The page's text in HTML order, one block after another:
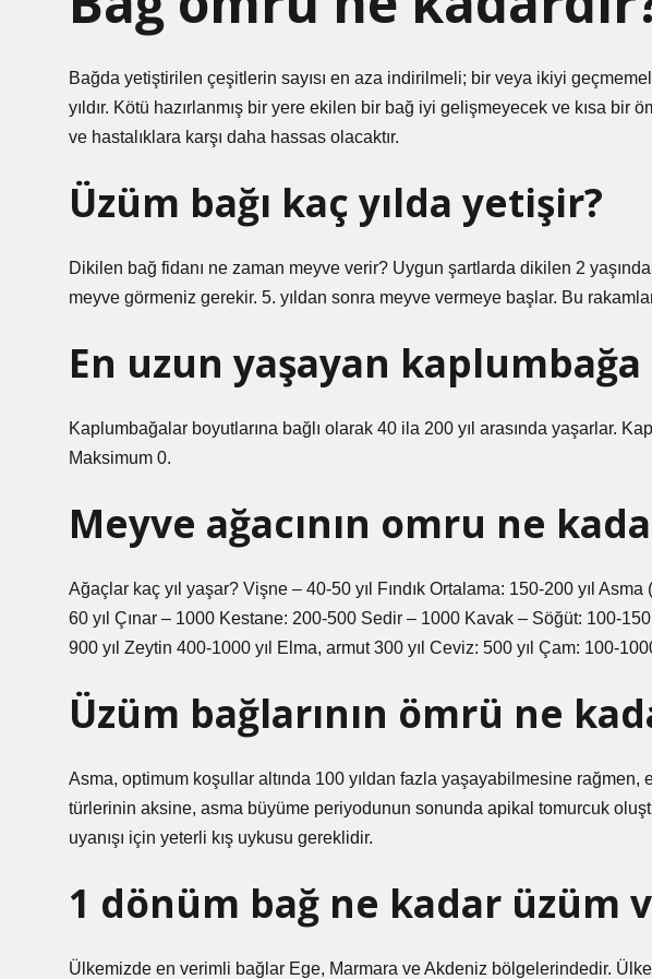
Bağda yetiştirilen çeşitlerin sayısı en aza indirilmeli; bir veya ikiyi
yıldır. Kötü hazırlanmış bir yere ekilen bir bağ iyi gelişmeyecek ve kısa bir
ve hastalıklara karşı daha hassas olacaktır.
Üzüm bağı kaç yılda yetişir?
Dikilen bağ fidanı ne zaman meyve verir? Uygun şartlarda dikilen 2
meyve görmeniz gerekir. 5. yıldan sonra meyve vermeye başlar. Bu
En uzun yaşayan kaplumbağa
Kaplumbağalar boyutlarına bağlı olarak 40 ila 200 yıl arasında yaşarlar.
Maksimum 0.
Meyve ağacının omru ne
Ağaçlar kaç yıl yaşar? Vişne – 40-50 yıl Fındık Ortalama: 150-200 yıl
60 yıl Çınar – 1000 Kestane: 200-500 Sedir – 1000 Kavak – Söğüt: 100-150
900 yıl Zeytin 400-1000 yıl Elma, armut 300 yıl Ceviz: 500 yıl Çam: 100-
Üzüm bağlarının ömrü ne
Asma, optimum koşullar altında 100 yıldan fazla yaşayabilmesine rağmen,
türlerinin aksine, asma büyüme periyodunun sonunda apikal tomurcuk
uyanışı için yeterli kış uykusu gereklidir.
1 dönüm bağ ne kadar üzüm
Ülkemizde en verimli bağlar Ege, Marmara ve Akdeniz bölgelerindedir.